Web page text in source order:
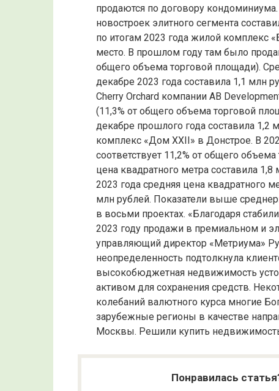
продаются по договору
новостроек элитного сегмента
по итогам 2023 года жилой комплекс
место. В прошлом году там было
общего объема торговой площади).
декабре 2023 года составила 1,1 млн
Cherry Orchard компании AB
(11,3% от общего объема торговой
декабре прошлого года составила 1,2
комплекс «Дом XXII» в Донстрое. В
соответствует 11,2% от общего
цена квадратного метра составила
2023 года средняя цена квадратного
млн рублей. Показатели выше
в восьми проектах. «Благодаря
2023 году продажи в премиальном и
управляющий директор «Метриума»
неопределенность подтолкнула
высокобюджетная недвижимость
активом для сохранения средств.
колебаний валютного курса многие
зарубежные регионы в качестве
Москвы. Решили купить
Понравилась